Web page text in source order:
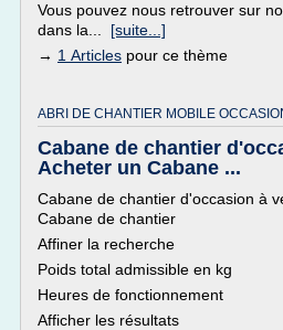
Vous pouvez nous retrouver sur
dans la... [suite...]
→ 1 Articles pour ce thème
ABRI DE CHANTIER MOBILE
Cabane de chantier
Acheter un Cabane ...
Cabane de chantier d'occasion à
Cabane de chantier
Affiner la recherche
Poids total admissible en kg
Heures de fonctionnement
Afficher les résultats